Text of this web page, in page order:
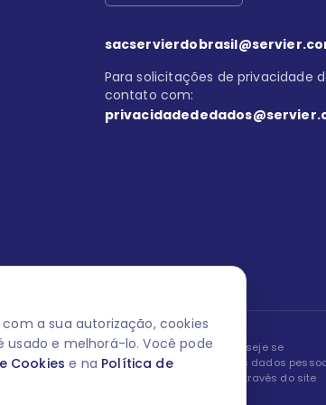
a sua autorização, cookies
e melhorá-lo. Você pode
Cookies e na Política de
Para solicitações de privacidade
contato com:
do Brasil respeita os seus dados! Caso deseje se
Programa e apagar, editar ou corrigir os seus dados
a qualquer momento entrando em contato através do site